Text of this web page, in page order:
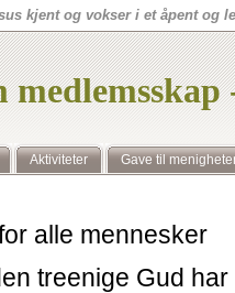
kjent og vokser i et åpent og
Aktiviteter Gave til
alle mennesker
treenige Gud